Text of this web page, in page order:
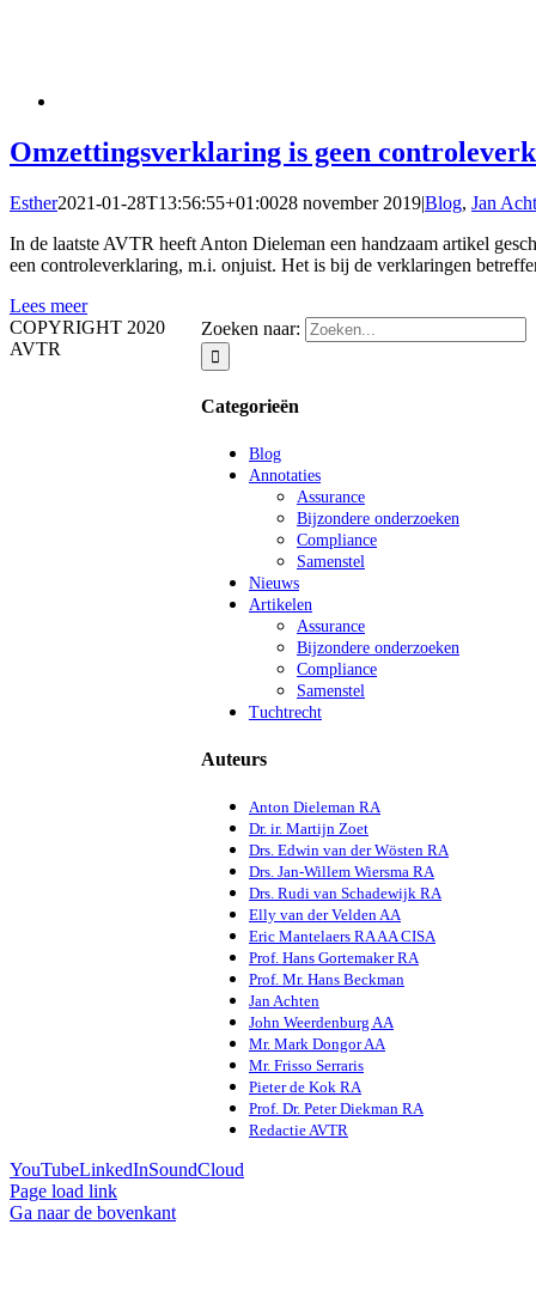
Omzettingsverklaring is geen
Esther2021-01-28T13:56:55+01:0028 november 2019|Blog, Jan
In de laatste AVTR heeft Anton Dieleman een handzaam artikel
een controleverklaring, m.i. onjuist. Het is bij de verklaringen
Lees meer
Zoeken naar:
Categorieën
Blog
Annotaties
Assurance
Bijzondere onderzoeken
Compliance
Samenstel
Nieuws
Artikelen
Assurance
Bijzondere onderzoeken
Compliance
Samenstel
Tuchtrecht
Auteurs
Anton Dieleman RA
Dr. ir. Martijn Zoet
Drs. Edwin van der Wösten RA
Drs. Jan-Willem Wiersma RA
Drs. Rudi van Schadewijk RA
Elly van der Velden AA
Eric Mantelaers RA AA CISA
Prof. Hans Gortemaker RA
Prof. Mr. Hans Beckman
Jan Achten
John Weerdenburg AA
Mr. Mark Dongor AA
Mr. Frisso Serraris
Pieter de Kok RA
Prof. Dr. Peter Diekman RA
Redactie AVTR
COPYRIGHT 2020
AVTR
YouTubeLinkedInSoundCloud
Page load link
Ga naar de bovenkant